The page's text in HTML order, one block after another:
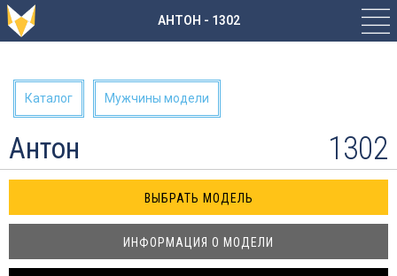
АНТОН - 1302
Каталог Мужчины модели
Антон 1302
ИНФОРМАЦИЯ О МОДЕЛИ